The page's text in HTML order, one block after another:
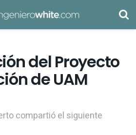
del Proyecto
de UAM
compartió el siguiente